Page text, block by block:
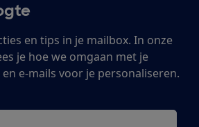
en tips in je mailbox. In onze
je hoe we omgaan met je
e-mails voor je personaliseren.